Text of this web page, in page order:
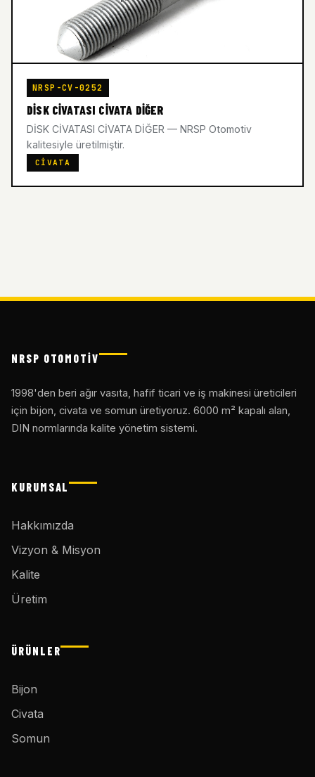
NRSP-CV-0252
DİSK CİVATASI CİVATA DİĞER
DİSK CİVATASI CİVATA DİĞER — NRSP Otomotiv
kalitesiyle üretilmiştir.
CIVATA
NRSP OTOMOTİV
1998'den beri ağır vasıta, hafif ticari ve iş makinesi üreticileri
için bijon, civata ve somun üretiyoruz. 6000 m² kapalı alan,
DIN normlarında kalite yönetim sistemi.
KURUMSAL
Hakkımızda
Vizyon & Misyon
Kalite
Üretim
ÜRÜNLER
Bijon
Civata
Somun